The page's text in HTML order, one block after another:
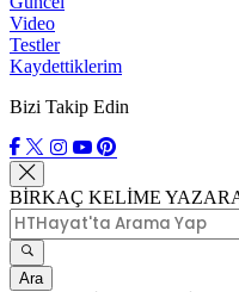
Video
Testler
Kaydettiklerim
Bizi Takip Edin
BİRKAÇ KELİME
Ara